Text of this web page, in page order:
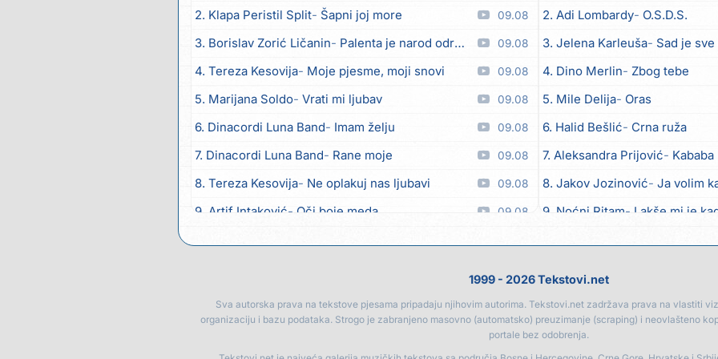
2. Klapa Peristil Split Šapni joj more 09.08
3. Borislav Zorić Ličanin Palenta je narod održala 09.08
4. Tereza Kesovija Moje pjesme, moji snovi 09.08
5. Marijana Soldo Vrati mi ljubav 09.08
6. Dinacordi Luna Band Imam želju 09.08
7. Dinacordi Luna Band Rane moje 09.08
8. Tereza Kesovija Ne oplakuj nas ljubavi 09.08
9. Artif Intaković Oči boje meda 09.08
13. Dinacordi Luna Band Zora plava 08.08
14. Dinacordi Luna Band Imam sve, fališ ti 08.08
2. Adi Lombardy O.S.D.S.
3. Jelena Karleuša Sad je sve
4. Dino Merlin Zbog tebe
5. Mile Delija Oras
6. Halid Bešlić Crna ruža
7. Aleksandra Prijović Kababa
8. Jakov Jozinović Ja volim
9. Noćni Ritam Lakše mi je
13. Vesna Zmijanac Ovo u
14. Džej Ramadanovski Ova
1999 - 2026 Tekstovi.net
Sva autorska prava na tekstove pjesama pripadaju njihovim autorima. Tekstovi.net zadržava prava na vlastiti
organizaciju i bazu podataka. Strogo je zabranjeno masovno (automatsko) preuzimanje (scraping) i neovlašteno
portale bez odobrenja.